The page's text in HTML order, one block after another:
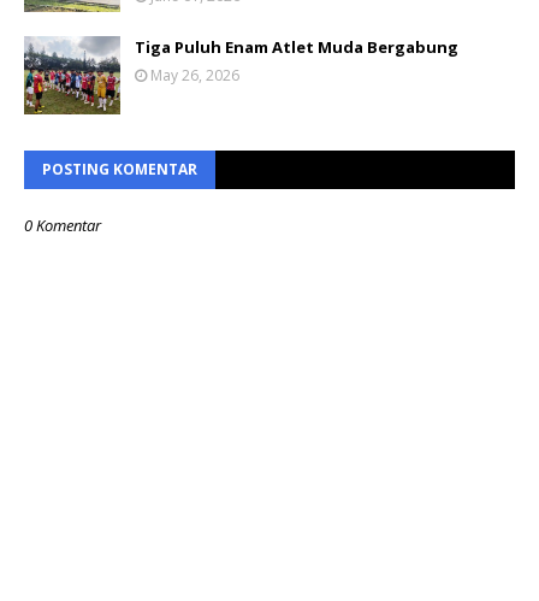
Tiga Puluh Enam Atlet Muda Bergabung
May 26, 2026
POSTING KOMENTAR
0 Komentar